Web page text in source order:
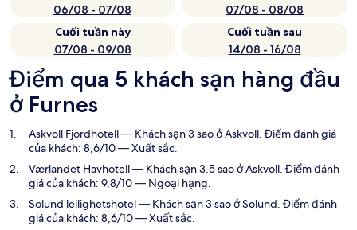
06/08 - 07/08
07/08 - 08/08
Cuối tuần này
07/08 - 09/08
Cuối tuần sau
14/08 - 16/08
Điểm qua 5 khách sạn hàng đầu
ở Furnes
Askvoll Fjordhotell— Khách sạn 3 sao ở Askvoll. Điểm đánh giá
của khách: 8,6/10 — Xuất sắc.
Værlandet Havhotell— Khách sạn 3.5 sao ở Askvoll. Điểm đánh
giá của khách: 9,8/10 — Ngoại hạng.
Solund leilighetshotel— Khách sạn 3 sao ở Solund. Điểm đánh
giá của khách: 8,6/10 — Xuất sắc.